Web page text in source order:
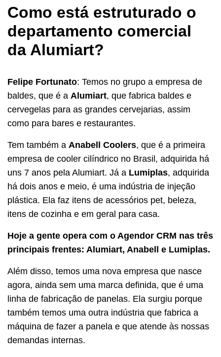
Como está estruturado o
departamento comercial
da Alumiart?
Felipe Fortunato: Temos no grupo a empresa de
baldes, que é a Alumiart, que fabrica baldes e
cervegelas para as grandes cervejarias, assim
como para bares e restaurantes.
Tem também a Anabell Coolers, que é a primeira
empresa de cooler cilíndrico no Brasil, adquirida há
uns 7 anos pela Alumiart. Já a Lumiplas, adquirida
há dois anos e meio, é uma indústria de injeção
plástica. Ela faz itens de acessórios pet, beleza,
itens de cozinha e em geral para casa.
Hoje a gente opera com o Agendor CRM nas três
principais frentes: Alumiart, Anabell e Lumiplas.
Além disso, temos uma nova empresa que nasce
agora, ainda sem uma marca definida, que é uma
linha de fabricação de panelas. Ela surgiu porque
também temos uma outra indústria que fabrica a
máquina de fazer a panela e que atende às nossas
demandas internas.